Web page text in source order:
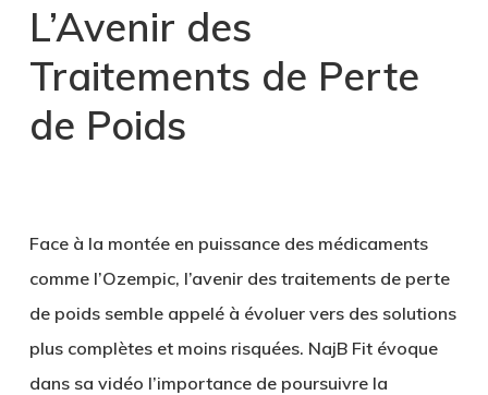
L’Avenir des
Traitements de Perte
de Poids
Face à la montée en puissance des médicaments
comme l’Ozempic, l’avenir des traitements de perte
de poids semble appelé à évoluer vers des solutions
plus complètes et moins risquées. NajB Fit évoque
dans sa vidéo l’importance de poursuivre la